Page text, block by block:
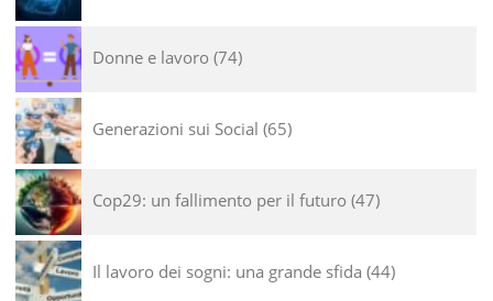
Donne e lavoro 74
Generazioni sui Social 65
Cop29: un fallimento per il futuro 47
Il lavoro dei sogni: una grande sfida 44